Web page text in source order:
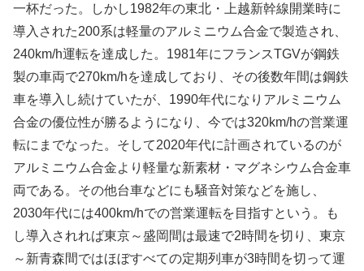
一杯だった。しかし1982年の東北・上越新幹線開業時に
導入された200系は軽量のアルミニウム合金で製造され、
240km/h運転を達成した。1981年にフランスTGVが鋼鉄
製の車両で270km/hを達成しており、その後数年間は鋼鉄
車を導入し続けていたが、1990年代になりアルミニウム
合金の優位性が勝るようになり、今では320km/hの営業運
転にまでなった。そして2020年代に計画されているのが
アルミニウム合金より軽量な新素材・マグネシウム合金車
両である。その他台車などにも騒音対策などを施し、
2030年代には400km/hでの営業運転を目指すという。も
し導入されれば東京～盛岡間は最速で2時間を切り、東京
～新青森間ではほぼすべての定期列車が3時間を切って運